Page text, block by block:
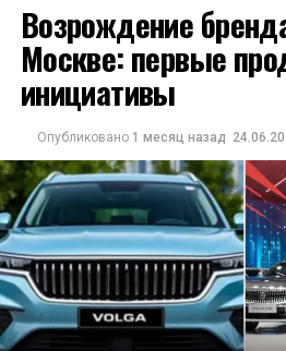
Возрождение
Москве: первые
инициативы
Опубликовано 1 месяц назад